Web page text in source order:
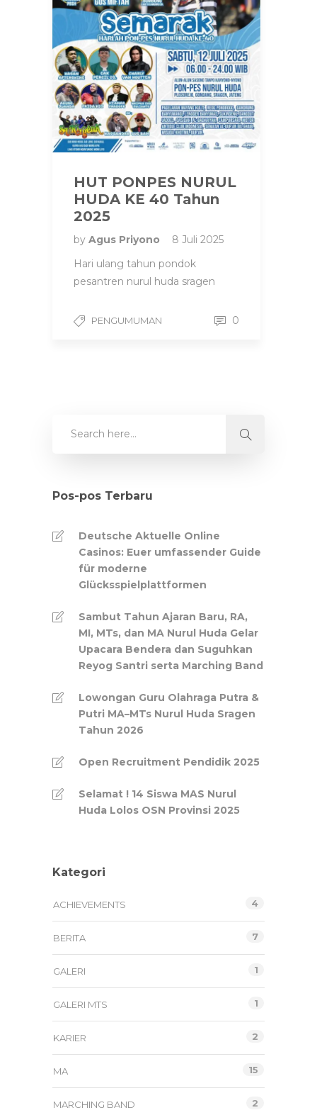
HUT PONPES NURUL
HUDA KE 40 Tahun
2025
by Agus Priyono
8 Juli 2025
Hari ulang tahun pondok
pesantren nurul huda sragen
PENGUMUMAN 0
Pos-pos Terbaru
Deutsche Aktuelle Online
Casinos: Euer umfassender Guide
für moderne
Glücksspielplattformen
Sambut Tahun Ajaran Baru, RA,
MI, MTs, dan MA Nurul Huda Gelar
Upacara Bendera dan Suguhkan
Reyog Santri serta Marching Band
Lowongan Guru Olahraga Putra &
Putri MA–MTs Nurul Huda Sragen
Tahun 2026
Open Recruitment Pendidik 2025
Selamat ! 14 Siswa MAS Nurul
Huda Lolos OSN Provinsi 2025
Kategori
ACHIEVEMENTS 4
BERITA 7
GALERI 1
GALERI MTS 1
KARIER 2
MA 15
MARCHING BAND 2